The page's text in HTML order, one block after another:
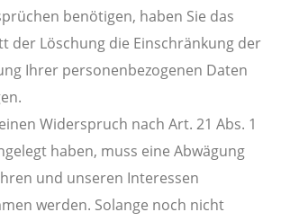
benötigen, haben Sie das
der Löschung die Einschränkung der
Ihrer personenbezogenen Daten
Widerspruch nach Art. 21 Abs. 1
haben, muss eine Abwägung
und unseren Interessen
werden. Solange noch nicht